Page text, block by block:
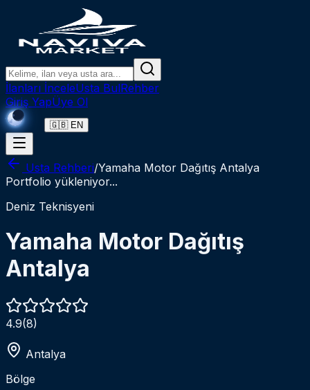
Ana içeriğe atlaAramaya git
İlanları İnceleUsta BulRehber
Giriş YapÜye Ol
🇬🇧 EN
Usta Rehberi/Yamaha Motor Dağıtış Antalya
Portfolio yükleniyor...
Deniz Teknisyeni
Yamaha Motor Dağıtış
Antalya
4.9(8)
Antalya
Bölge